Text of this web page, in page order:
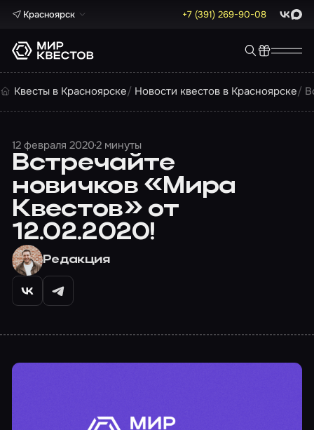
Красноярск +7 (391) 269-90-08 Max
Квесты в Красноярске Новости квестов в Красноярске
12 февраля 20202 минуты
Встречайте
новичков «Мира
Квестов» от
12.02.2020!
Редакция